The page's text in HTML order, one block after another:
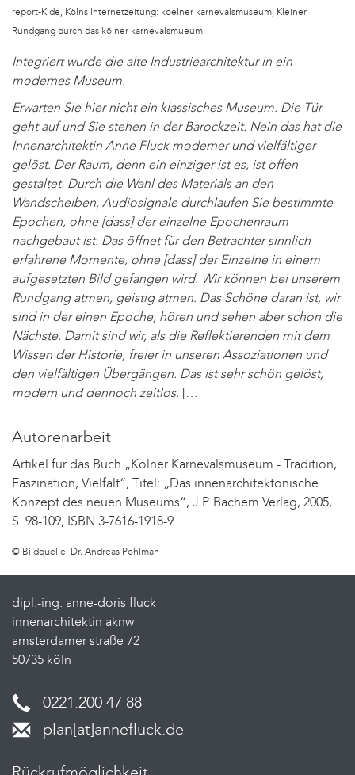
report-K.de, Kölns Internetzeitung: koelner karnevalsmuseum, Kleiner
Rundgang durch das kölner karnevalsmueum.
Integriert wurde die alte Industriearchitektur in ein
modernes Museum.
Erwarten Sie hier nicht ein klassisches Museum. Die Tür
geht auf und Sie stehen in der Barockzeit. Nein das hat die
Innenarchitektin Anne Fluck moderner und vielfältiger
gelöst. Der Raum, denn ein einziger ist es, ist offen
gestaltet. Durch die Wahl des Materials an den
Wandscheiben, Audiosignale durchlaufen Sie bestimmte
Epochen, ohne [dass] der einzelne Epochenraum
nachgebaut ist. Das öffnet für den Betrachter sinnlich
erfahrene Momente, ohne [dass] der Einzelne in einem
aufgesetzten Bild gefangen wird. Wir können bei unserem
Rundgang atmen, geistig atmen. Das Schöne daran ist, wir
sind in der einen Epoche, hören und sehen aber schon die
Nächste. Damit sind wir, als die Reflektierenden mit dem
Wissen der Historie, freier in unseren Assoziationen und
den vielfältigen Übergängen. Das ist sehr schön gelöst,
modern und dennoch zeitlos. […]
Autorenarbeit
Artikel für das Buch „Kölner Karnevalsmuseum - Tradition,
Faszination, Vielfalt“, Titel: „Das innenarchitektonische
Konzept des neuen Museums“, J.P. Bachem Verlag, 2005,
S. 98-109, ISBN 3-7616-1918-9
© Bildquelle: Dr. Andreas Pohlman
dipl.-ing. anne-doris fluck
innenarchitektin aknw
amsterdamer straße 72
50735 köln
0221.200 47 88
plan[at]annefluck.de